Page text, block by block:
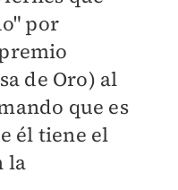
por
de Oro) al
que es
él tiene el
la